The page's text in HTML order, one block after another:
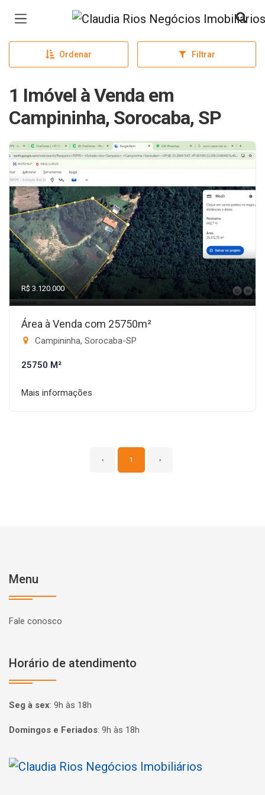
Página inicial
Ordenar Filtrar
1 Imóvel à Venda em
Campininha, Sorocaba, SP
R$ 3.120.000
Área à Venda com 25750m²
Campininha, Sorocaba-SP
25750 M²
Mais informações
‹ 1 ›
Menu
Fale conosco
Horário de atendimento
Seg à sex: 9h às 18h
Domingos e Feriados: 9h às 18h
Página inicial